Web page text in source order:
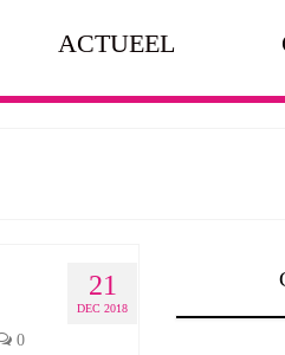
ACTUEEL
21
DEC 2018
0